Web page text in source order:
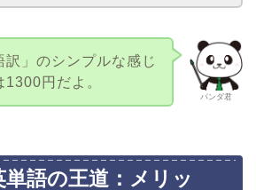
パンダ君
訳」のシンプルな感じ
円だよ。
単語の王道：メリッ